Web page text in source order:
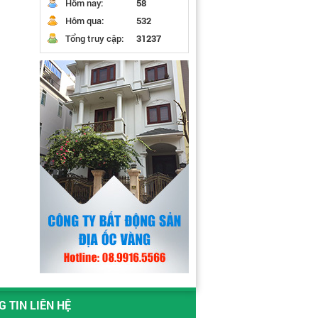
Hôm nay:
58
Hôm qua:
532
Tổng truy cập:
31237
TIN LIÊN HỆ